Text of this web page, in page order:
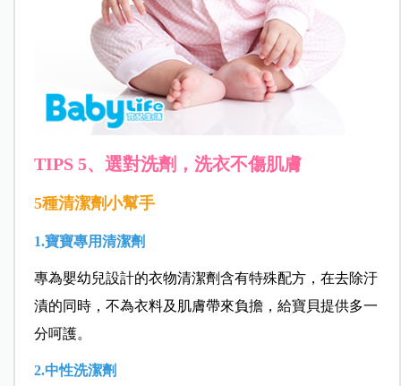
TIPS 5、選對洗劑，洗衣不傷肌膚
5種清潔劑小幫手
1.寶寶專用清潔劑
專為嬰幼兒設計的衣物清潔劑含有特殊配方，在去除汙
漬的同時，不為衣料及肌膚帶來負擔，給寶貝提供多一
分呵護。
2.中性洗潔劑